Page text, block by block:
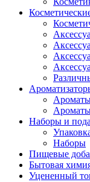
Наборы и
Наборы
Пищевые
Бытовая
Уцененный